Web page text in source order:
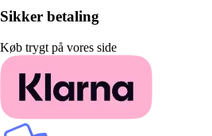
Sikker betaling
Køb trygt på vores side